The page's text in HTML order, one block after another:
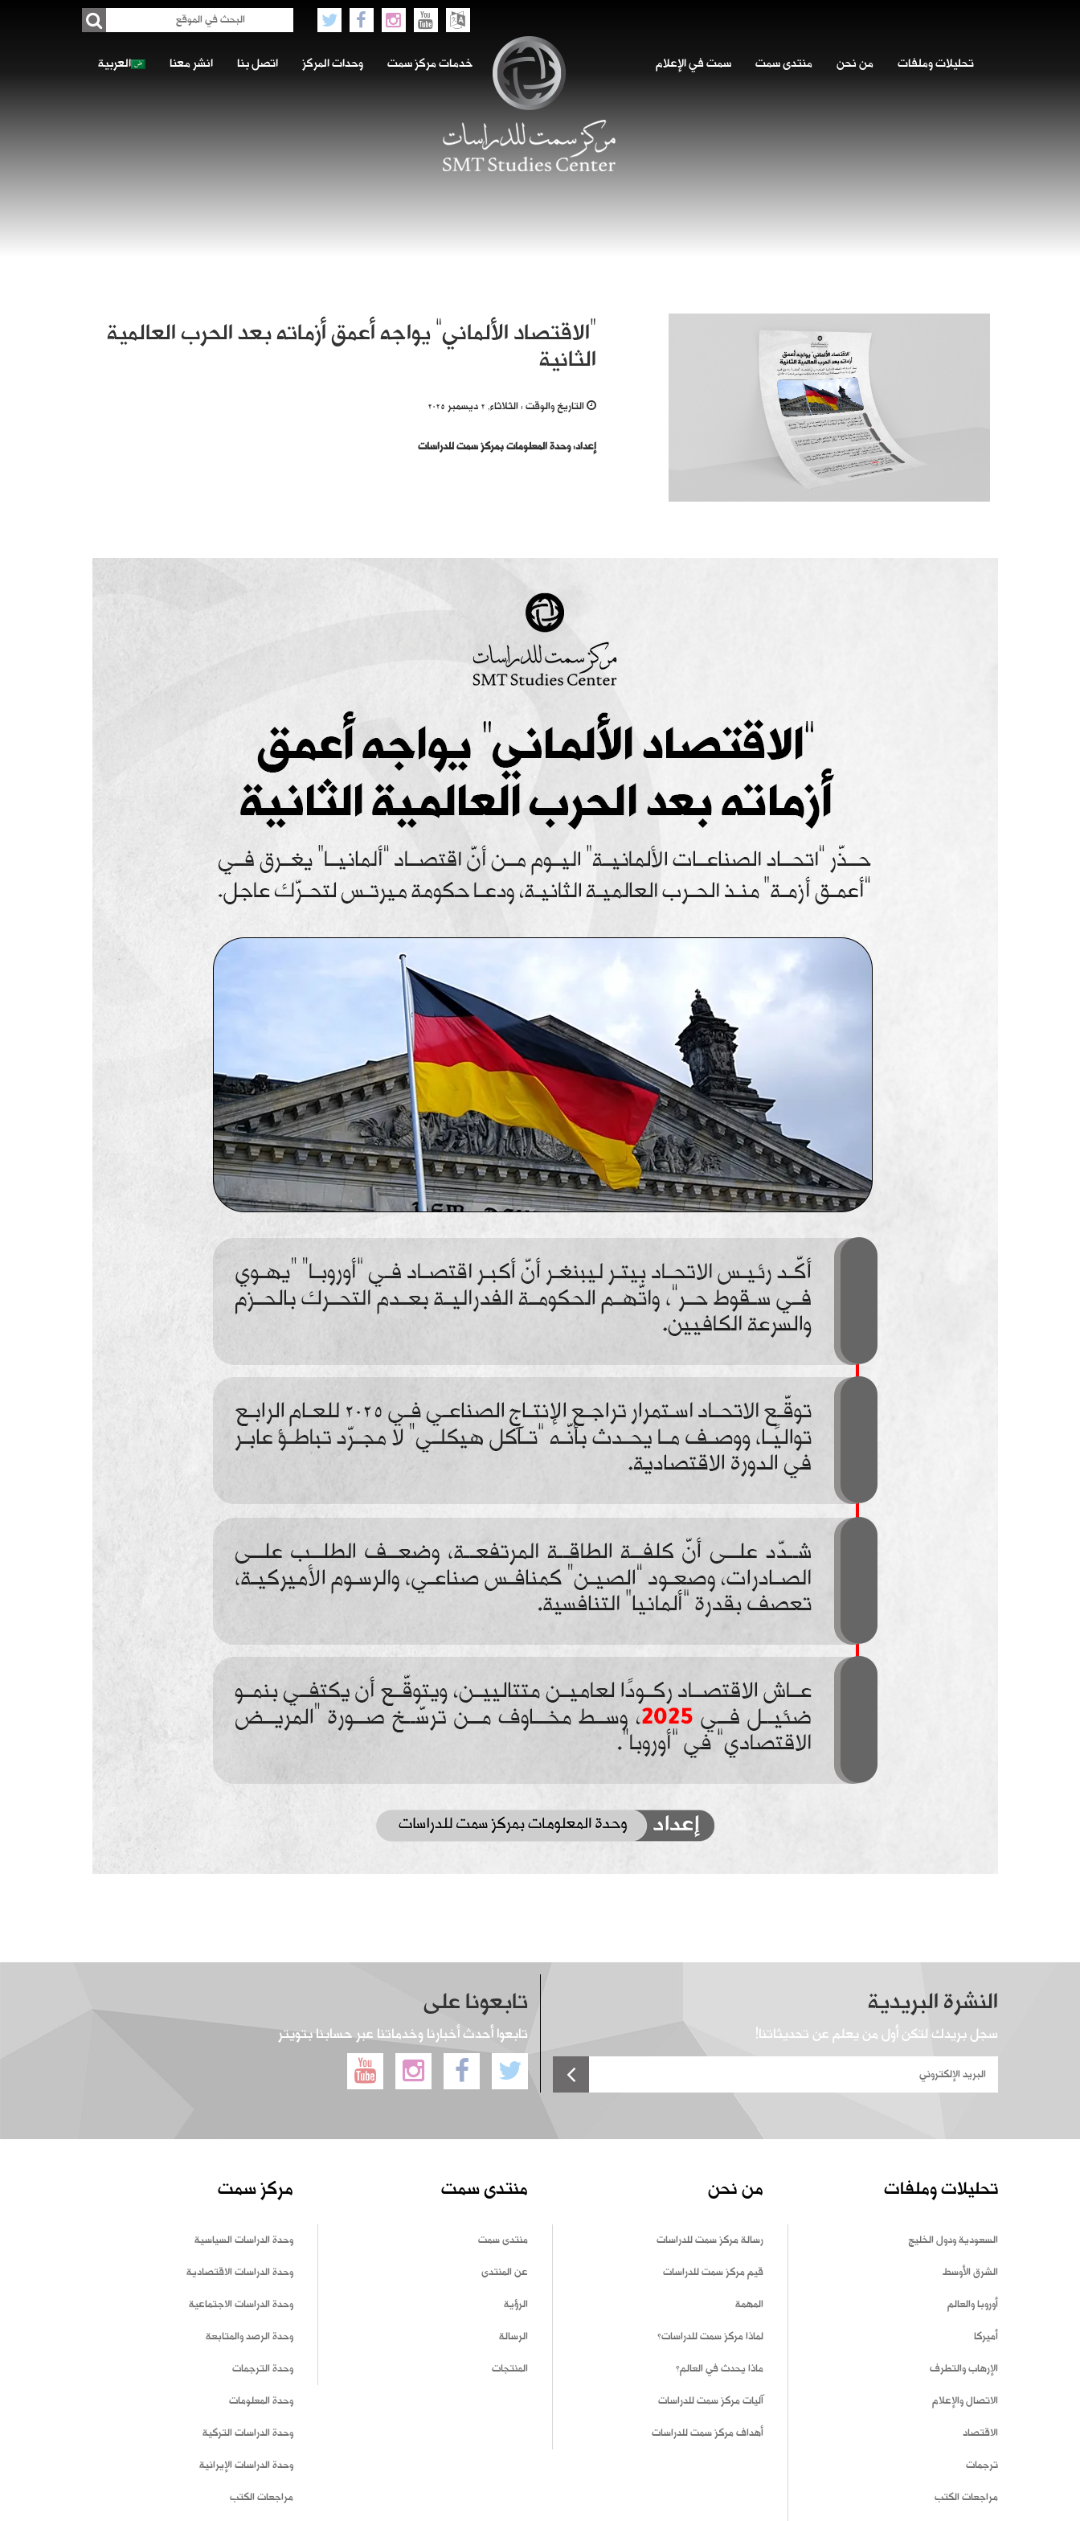
تحليلات وملفات من نحن منتدى سمت سمت في الإعلام خدمات مركز سمت وحدات المركز اتصل بنا انشر معنا العربية
“الاقتصاد الألماني” يواجه أعمق أزماته بعد الحرب العالمية
الثانية
التاريخ والوقت :الثلاثاء, 2 ديسمبر 2025
إعداد: وحدة المعلومات بمركز سمت للدراسات
النشرة البريدية
سجل بريدك لتكن أول من يعلم عن تحديثاتنا!
تابعونا على
تابعوا أحدث أخبارنا وخدماتنا عبر حسابنا بتويتر
تحليلات وملفات
السعودية ودول الخليج
الشرق الأوسط
أوروبا والعالم
أميركا
الإرهاب والتطرف
الاتصال والإعلام
الاقتصاد
ترجمات
مراجعات الكتب
من نحن
رسالة مركز سمت للدراسات
قيم مركز سمت للدراسات
المهمة
لماذا مركز سمت للدراسات؟
ماذا يحدث في العالم؟
آليات مركز سمت للدراسات
أهداف مركز سمت للدراسات
منتدى سمت
منتدى سمت
عن المنتدى
الرؤية
الرسالة
المنتجات
مركز سمت
وحدة الدراسات السياسية
وحدة الدراسات الاقتصادية
وحدة الدراسات الاجتماعية
وحدة الرصد والمتابعة
وحدة الترجمات
وحدة المعلومات
وحدة الدراسات التركية
وحدة الدراسات الإيرانية
مراجعات الكتب